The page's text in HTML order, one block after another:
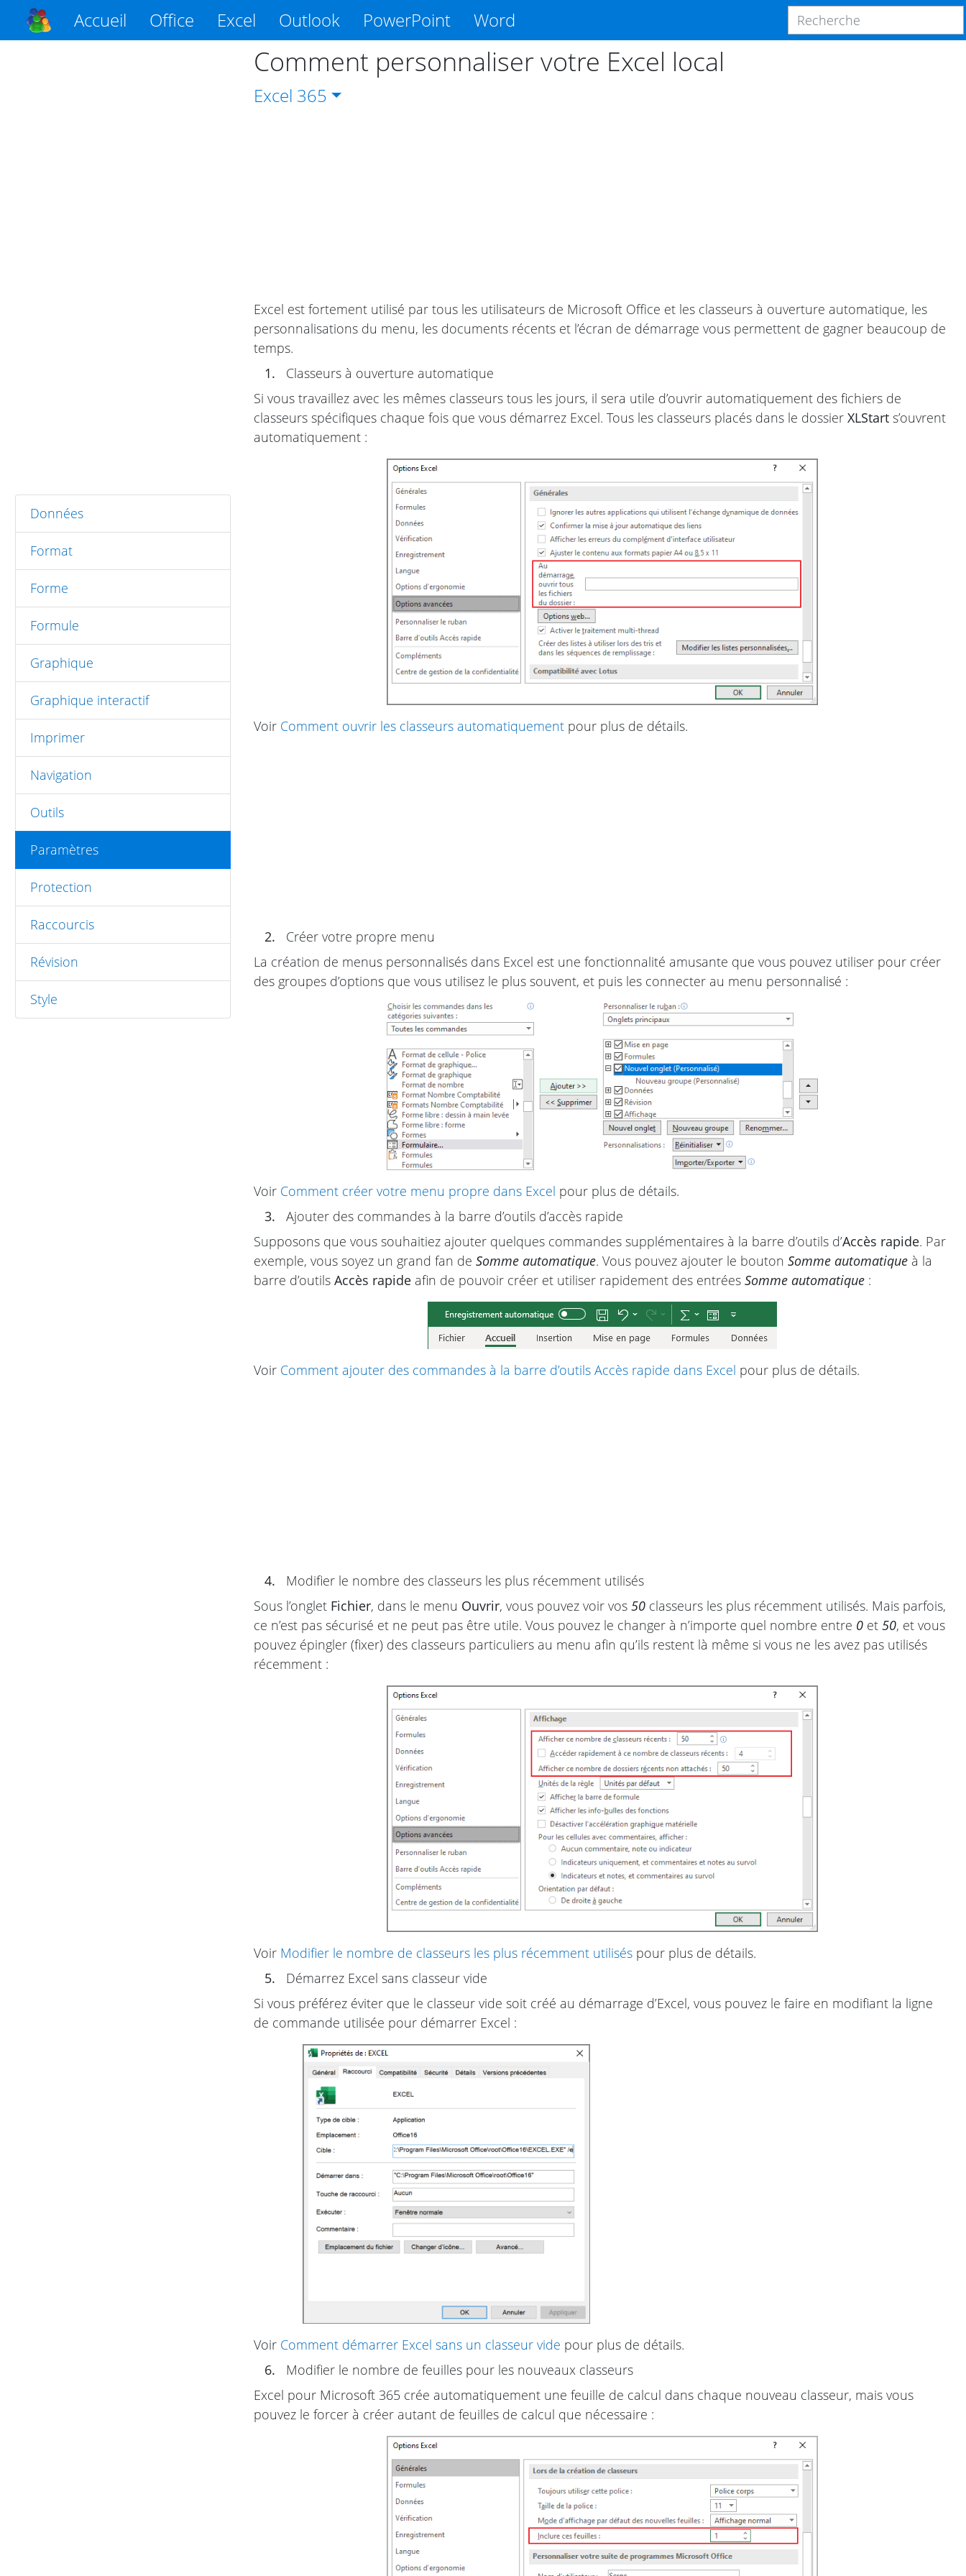
Accueil Office Excel Outlook PowerPoint Word
Données
Format
Forme
Formule
Graphique
Graphique interactif
Imprimer
Navigation
Outils
Paramètres
Protection
Raccourcis
Révision
Style
Comment personnaliser votre Excel local
Excel 365
Excel est fortement utilisé par tous les utilisateurs de Microsoft Office et les classeurs à ouverture automatique, les
personnalisations du menu, les documents récents et l’écran de démarrage vous permettent de gagner beaucoup de
temps.
1.
Classeurs à ouverture automatique
Si vous travaillez avec les mêmes classeurs tous les jours, il sera utile d’ouvrir automatiquement des fichiers de
classeurs spécifiques chaque fois que vous démarrez Excel. Tous les classeurs placés dans le dossier XLStart s’ouvrent
automatiquement :
Voir Comment ouvrir les classeurs automatiquement pour plus de détails.
2.
Créer votre propre menu
La création de menus personnalisés dans Excel est une fonctionnalité amusante que vous pouvez utiliser pour créer
des groupes d’options que vous utilisez le plus souvent, et puis les connecter au menu personnalisé :
Voir Comment créer votre menu propre dans Excel pour plus de détails.
3.
Ajouter des commandes à la barre d’outils d’accès rapide
Supposons que vous souhaitiez ajouter quelques commandes supplémentaires à la barre d’outils d’Accès rapide. Par
exemple, vous soyez un grand fan de Somme automatique. Vous pouvez ajouter le bouton Somme automatique à la
barre d’outils Accès rapide afin de pouvoir créer et utiliser rapidement des entrées Somme automatique :
Voir Comment ajouter des commandes à la barre d’outils Accès rapide dans Excel pour plus de détails.
4.
Modifier le nombre des classeurs les plus récemment utilisés
Sous l’onglet Fichier, dans le menu Ouvrir, vous pouvez voir vos 50 classeurs les plus récemment utilisés. Mais parfois,
ce n’est pas sécurisé et ne peut pas être utile. Vous pouvez le changer à n’importe quel nombre entre 0 et 50, et vous
pouvez épingler (fixer) des classeurs particuliers au menu afin qu’ils restent là même si vous ne les avez pas utilisés
récemment :
Voir Modifier le nombre de classeurs les plus récemment utilisés pour plus de détails.
5.
Démarrez Excel sans classeur vide
Si vous préférez éviter que le classeur vide soit créé au démarrage d’Excel, vous pouvez le faire en modifiant la ligne
de commande utilisée pour démarrer Excel :
Voir Comment démarrer Excel sans un classeur vide pour plus de détails.
6.
Modifier le nombre de feuilles pour les nouveaux classeurs
Excel pour Microsoft 365 crée automatiquement une feuille de calcul dans chaque nouveau classeur, mais vous
pouvez le forcer à créer autant de feuilles de calcul que nécessaire :